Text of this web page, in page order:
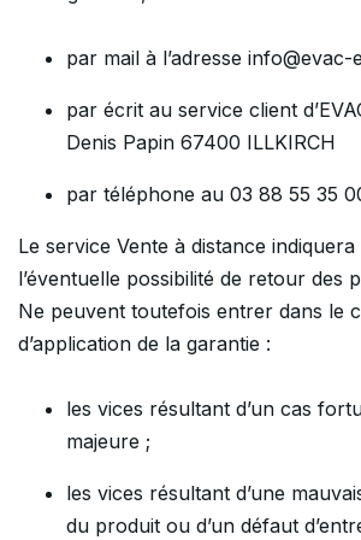
par mail à l’adresse info@evac-
par écrit au service client
Denis Papin 67400 ILLKIRCH
par téléphone au 03 88 55 35
Le service Vente à distance
l’éventuelle possibilité de retour des
Ne peuvent toutefois entrer dans le
d’application de la garantie :
les vices résultant d’un cas
majeure ;
les vices résultant d’une
du produit ou d’un défaut